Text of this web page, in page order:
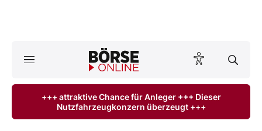
ktuelle Ausgabe BÖRSE ONLINE lesen
+++ attraktive Chance für Anleger +++ Dieser
Nutzfahrzeugkonzern überzeugt +++